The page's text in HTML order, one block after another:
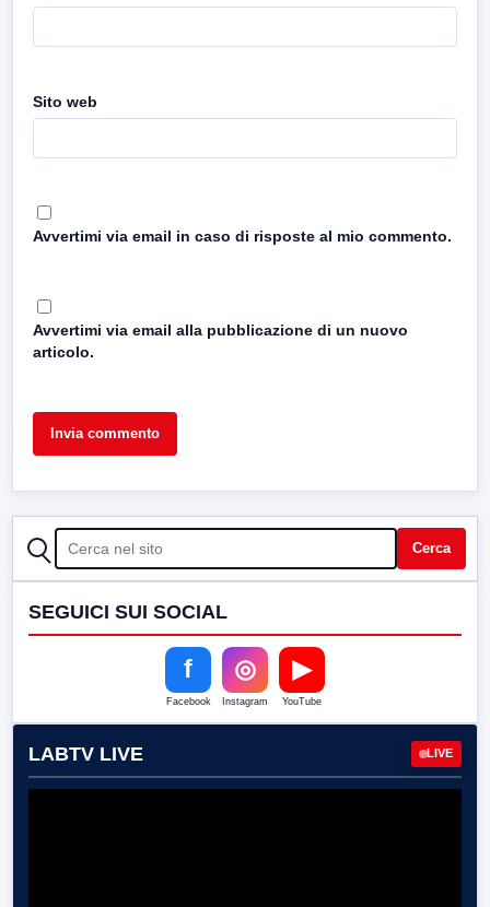
Sito web
Avvertimi via email in caso di risposte al mio commento.
Avvertimi via email alla pubblicazione di un nuovo
articolo.
CERCA Cerca
SEGUICI SUI SOCIAL
f
Facebook
◎
Instagram
▶
YouTube
LABTV LIVE LIVE